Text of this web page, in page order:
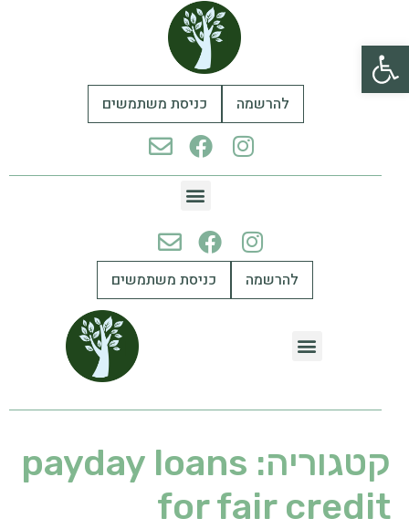
פתח סרגל נגישות
להרשמה כניסת משתמשים
להרשמה כניסת משתמשים
קטגוריה: payday loans
for fair credit